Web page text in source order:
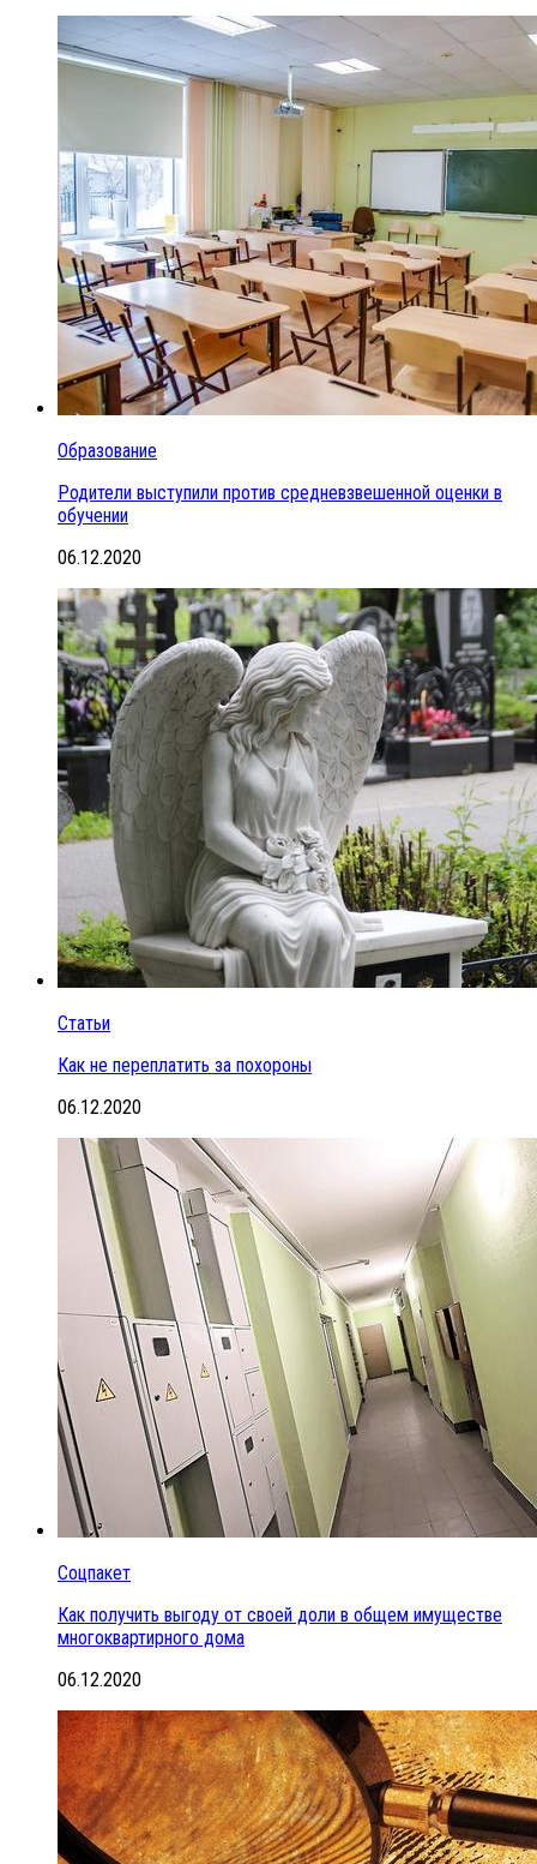
Образование
Родители выступили против средневзвешенной оценки в
обучении
06.12.2020
Статьи
Как не переплатить за похороны
06.12.2020
Соцпакет
Как получить выгоду от своей доли в общем имуществе
многоквартирного дома
06.12.2020